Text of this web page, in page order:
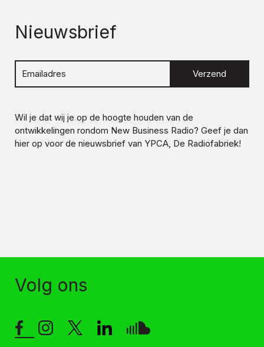
Nieuwsbrief
Verzend
Wil je dat wij je op de hoogte houden van de
ontwikkelingen rondom New Business Radio? Geef je dan
hier op voor de nieuwsbrief van YPCA, De Radiofabriek!
Volg ons